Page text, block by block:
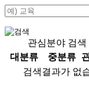
관심분야 검색
대분류
중분류
검색결과가 없